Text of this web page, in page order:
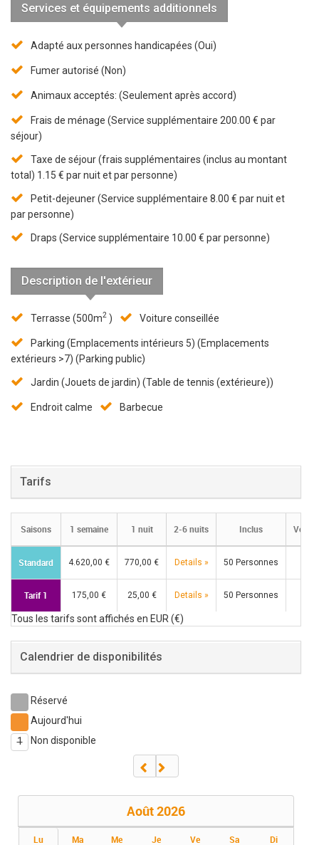
Services et équipements additionnels
Adapté aux personnes handicapées (Oui)
Fumer autorisé (Non)
Animaux acceptés: (Seulement après accord)
Frais de ménage (Service supplémentaire 200.00 € par
séjour)
Taxe de séjour (frais supplémentaires (inclus au montant
total) 1.15 € par nuit et par personne)
Petit-dejeuner (Service supplémentaire 8.00 € par nuit et
par personne)
Draps (Service supplémentaire 10.00 € par personne)
Description de l'extérieur
Terrasse (500m2 ) Voiture conseillée
Parking (Emplacements intérieurs 5) (Emplacements
extérieurs >7) (Parking public)
Jardin (Jouets de jardin) (Table de tennis (extérieure))
Endroit calme Barbecue
Tarifs
Saisons 1 semaine 1 nuit 2-6 nuits Inclus
Standard 4.620,00 € 770,00 € Details » 50 Personnes
Tarif 1 175,00 € 25,00 € Details » 50 Personnes
Tous les tarifs sont affichés en EUR (€)
Calendrier de disponibilités
Réservé
Aujourd'hui
1
Non disponible
Août2026
Lu Ma Me Je Ve Sa Di